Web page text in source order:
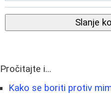
Slanje
Pročitajte i...
Kako se boriti protiv